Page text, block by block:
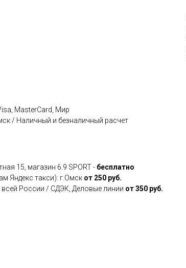
MasterCard, Мир
/ Наличный и безналичный расчет
15, магазин 6.9 SPORT - бесплатно
Яндекс такси): г.Омск от 250 руб.
России / СДЭК, Деловые линии от 350 руб.